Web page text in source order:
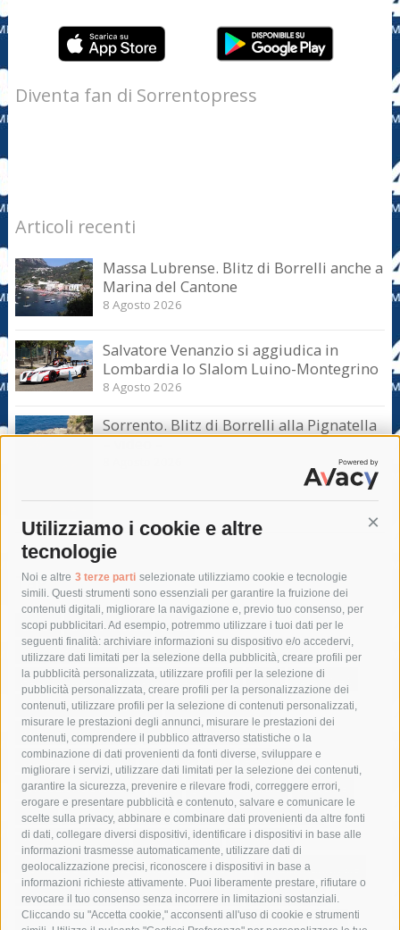
Utilizziamo i cookie e altre
tecnologie
Noi e altre 3 terze parti selezionate utilizziamo cookie e tecnologie
simili. Questi strumenti sono essenziali per garantire la fruizione dei
contenuti digitali, migliorare la navigazione e, previo tuo consenso, per
scopi pubblicitari. Ad esempio, potremmo utilizzare i tuoi dati per le
seguenti finalità: archiviare informazioni su dispositivo e/o accedervi,
utilizzare dati limitati per la selezione della pubblicità, creare profili per
la pubblicità personalizzata, utilizzare profili per la selezione di
pubblicità personalizzata, creare profili per la personalizzazione dei
contenuti, utilizzare profili per la selezione di contenuti personalizzati,
misurare le prestazioni degli annunci, misurare le prestazioni dei
contenuti, comprendere il pubblico attraverso statistiche o la
combinazione di dati provenienti da fonti diverse, sviluppare e
migliorare i servizi, utilizzare dati limitati per la selezione dei contenuti,
garantire la sicurezza, prevenire e rilevare frodi, correggere errori,
erogare e presentare pubblicità e contenuto, salvare e comunicare le
scelte sulla privacy, abbinare e combinare dati provenienti da altre fonti
di dati, collegare diversi dispositivi, identificare i dispositivi in base alle
informazioni trasmesse automaticamente, utilizzare dati di
geolocalizzazione precisi, riconoscere i dispositivi in base a
informazioni richieste attivamente. Puoi liberamente prestare, rifiutare o
revocare il tuo consenso senza incorrere in limitazioni sostanziali.
Cliccando su "Accetta cookie," acconsenti all'uso di cookie e strumenti
Diventa fan di Sorrentopress
Articoli recenti
Massa Lubrense. Blitz di Borrelli anche a
Marina del Cantone
8 Agosto 2026
Salvatore Venanzio si aggiudica in
Lombardia lo Slalom Luino-Montegrino
8 Agosto 2026
Sorrento. Blitz di Borrelli alla Pignatella
– video –
Tag
acqua allerta meteo
anas
area marina protetta di punta campanella
arresto
Asl Napoli 3 sud
capitaneria di porto capri
carabinieri
castellammare di stabia
circumvesuviana
comune di sorrento
concerto
contagi
costiera amalfitana
covid-19 eav
elezioni
fondazione sorrento
gori guardia costiera
incidente
lavori
lorenzo balducelli mare
massa lubrense
massimo coppola
Meta napoli
ordinanza
penisola sorrentina
piano di sorrento
polizia municipale
protezione civile
Regione Campania
sant'agnello
sindaco cuomo
sorrento studenti temporali treni